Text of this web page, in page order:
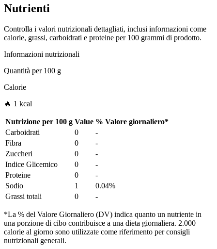
Nutrienti
Controlla i valori nutrizionali dettagliati, inclusi informazioni come
calorie, grassi, carboidrati e proteine per 100 grammi di prodotto.
Informazioni nutrizionali
Quantità per100 g
Calorie
🔥 1 kcal
Nutrizione per 100 g Value % Valore giornaliero*
Carboidrati
0
-
Fibra
0
-
Zuccheri
0
-
Indice Glicemico
0
-
Proteine
0
-
Sodio
1
0.04%
Grassi totali
0 -
*La % del Valore Giornaliero (DV) indica quanto un nutriente in
una porzione di cibo contribuisce a una dieta giornaliera. 2.000
calorie al giorno sono utilizzate come riferimento per consigli
nutrizionali generali.